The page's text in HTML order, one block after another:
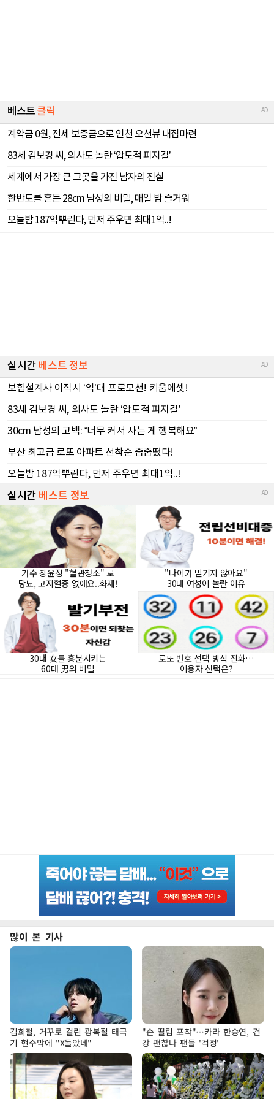
많이 본 기사
김희철, 거꾸로 걸린 광복절 태극
기 현수막에 "X돌았네"
"손 떨림 포착"…카라 한승연, 건
강 괜찮나 팬들 '걱정'